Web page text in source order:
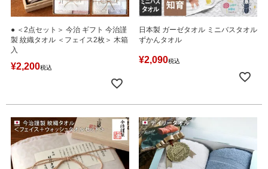
● ＜2点セット＞ 今治 ギフト 今治謹
製 紋織タオル ＜フェイス2枚＞ 木箱
入
¥2,200税込
日本製 ガーゼタオル ミニバスタオル
ずかんタオル
¥2,090税込